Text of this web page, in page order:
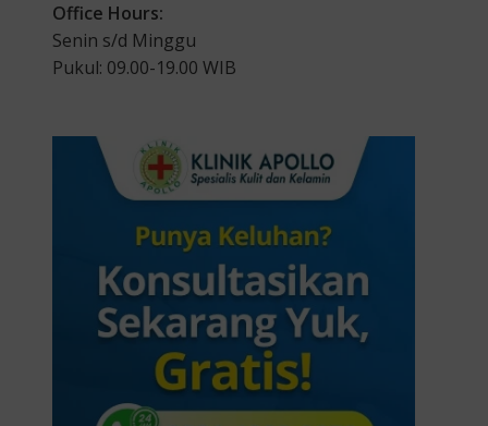
Office Hours:
Senin s/d Minggu
Pukul: 09.00-19.00 WIB